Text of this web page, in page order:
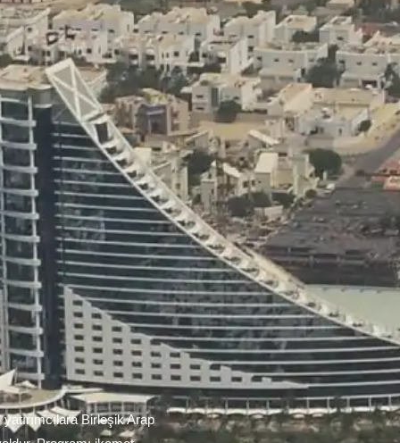
Birleşik Arap